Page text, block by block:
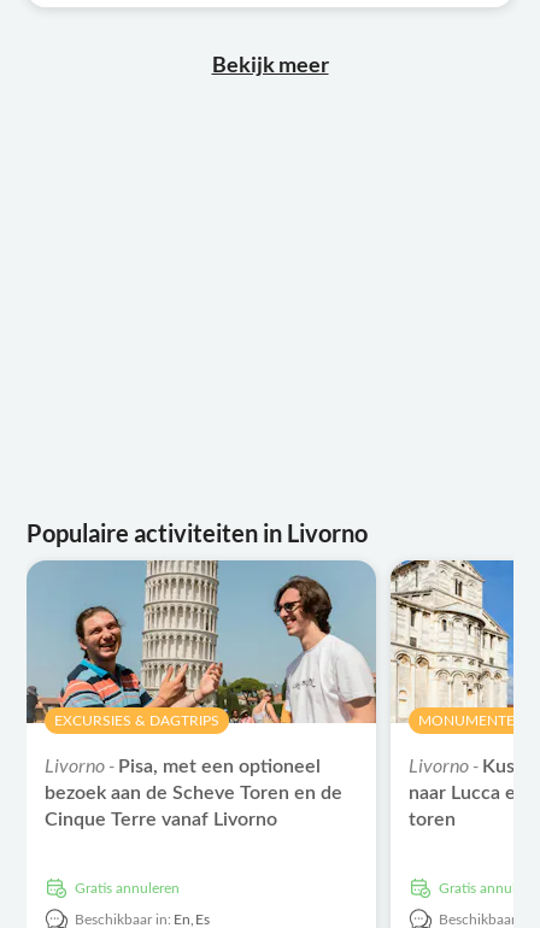
Bekijk meer
Populaire activiteiten in Livorno
EXCURSIES & DAGTRIPS
Livorno - Pisa, met een optioneel
bezoek aan de Scheve Toren en de
Cinque Terre vanaf Livorno
Gratis annuleren
Beschikbaar in: En,Es
MONUMENTEN
Livorno -
naar Lucca en
toren
Gratis
Beschikbaar in: